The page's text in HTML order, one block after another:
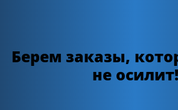
Берем заказы,
не осилит!